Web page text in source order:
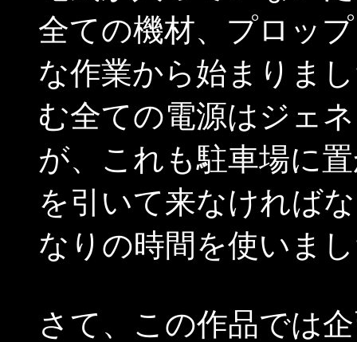
全ての機材、プロッ
な作業から始まりま
む全ての電源はジェ
が、これも駐車場に
を引いて来なければ
なりの時間を使いま
さて、この作品では